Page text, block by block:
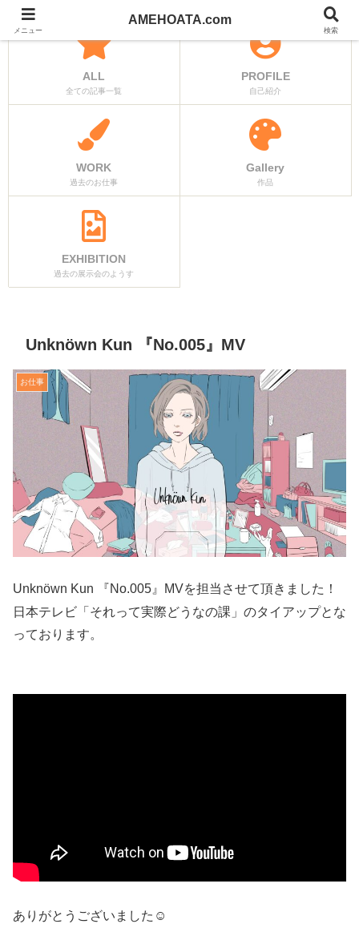
ALL
全ての記事一覧
PROFILE
自己紹介
WORK
過去のお仕事
Gallery
作品
EXHIBITION
過去の展示会のようす
Unknöwn Kun 『No.005』MV
お仕事
Unknöwn Kun 『No.005』MVを担当させて頂きました！
日本テレビ「それって実際どうなの課」のタイアップとな
っております。
ありがとうございました☺︎
メニュー
AMEHOATA.com
検索